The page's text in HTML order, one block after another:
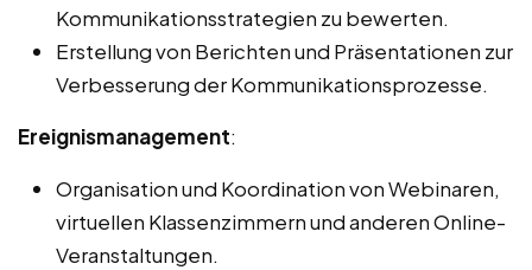
Kommunikationsstrategien zu bewerten.
Erstellung von Berichten und Präsentationen zur
Verbesserung der Kommunikationsprozesse.
Ereignismanagement:
Organisation und Koordination von Webinaren,
virtuellen Klassenzimmern und anderen Online-
Veranstaltungen.